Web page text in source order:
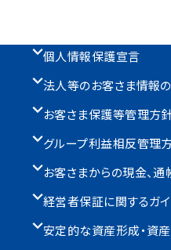
個人情報保護宣言
法人等のお客さま情報
お客さま保護等管理方
グループ利益相反管理
お客さまからの現金、
経営者保証に関するガ
安定的な資産形成・資